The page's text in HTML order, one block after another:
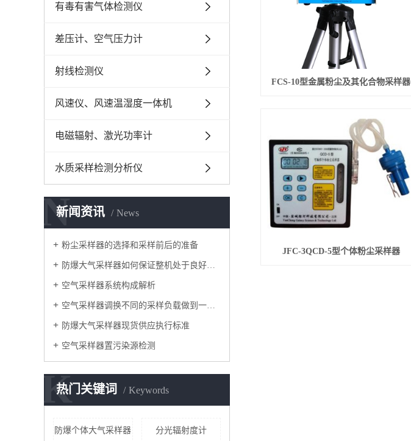
有毒有害气体检测仪
差压计、空气压力计
射线检测仪
风速仪、风速温湿度一体机
电磁辐射、激光功率计
水质采样检测分析仪
新闻资讯 News
N
粉尘采样器的选择和采样前后的准备
防爆大气采样器如何保证整机处于良好的工作状态
空气采样器系统构成解析
空气采样器调换不同的采样负载做到一机多用
防爆大气采样器现货供应执行标准
空气采样器置污染源检测
热门关键词 Keywords
K
防爆个体大气采样器 分光辐射度计
FCS-10型金属粉尘及其化合物采样器
JFC-3QCD-5型个体粉尘采样器